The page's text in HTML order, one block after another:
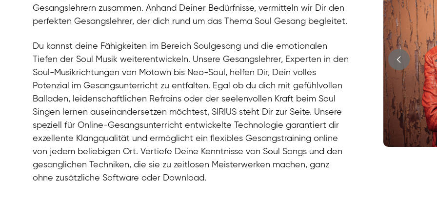
Gesangslehrern zusammen. Anhand Deiner Bedürfnisse, vermitteln wir Dir den
perfekten Gesangslehrer, der dich rund um das Thema Soul Gesang begleitet.
Du kannst deine Fähigkeiten im Bereich Soulgesang und die emotionalen
Tiefen der Soul Musik weiterentwickeln. Unsere Gesangslehrer, Experten in den
Soul-Musikrichtungen von Motown bis Neo-Soul, helfen Dir, Dein volles
Potenzial im Gesangsunterricht zu entfalten. Egal ob du dich mit gefühlvollen
Balladen, leidenschaftlichen Refrains oder der seelenvollen Kraft beim Soul
Singen lernen auseinandersetzen möchtest, SIRIUS steht Dir zur Seite. Unsere
speziell für Online-Gesangsunterricht entwickelte Technologie garantiert dir
exzellente Klangqualität und ermöglicht ein flexibles Gesangstraining online
von jedem beliebigen Ort. Vertiefe Deine Kenntnisse von Soul Songs und den
gesanglichen Techniken, die sie zu zeitlosen Meisterwerken machen, ganz
ohne zusätzliche Software oder Download.